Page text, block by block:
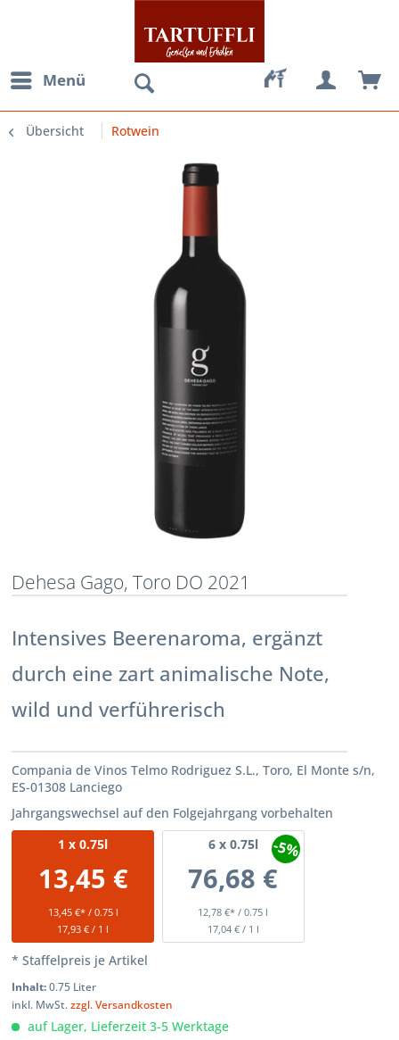
Menü
Übersicht Rotwein
Dehesa Gago, Toro DO 2021
Intensives Beerenaroma, ergänzt
durch eine zart animalische Note,
wild und verführerisch
Compania de Vinos Telmo Rodriguez S.L., Toro, El Monte s/n,
ES-01308 Lanciego
Jahrgangswechsel auf den Folgejahrgang vorbehalten
1 x 0.75l
13,45 €
13,45 €* / 0.75 l
17,93 € / 1 l
6x 0.75l
76,68 €
12,78 €* / 0.75 l
-5%
17,04 € / 1 l
* Staffelpreis je Artikel
Inhalt:0.75 Liter
inkl. MwSt.zzgl. Versandkosten
auf Lager, Lieferzeit 3-5 Werktage